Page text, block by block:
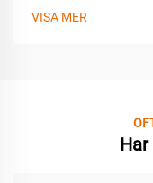
VISA MER